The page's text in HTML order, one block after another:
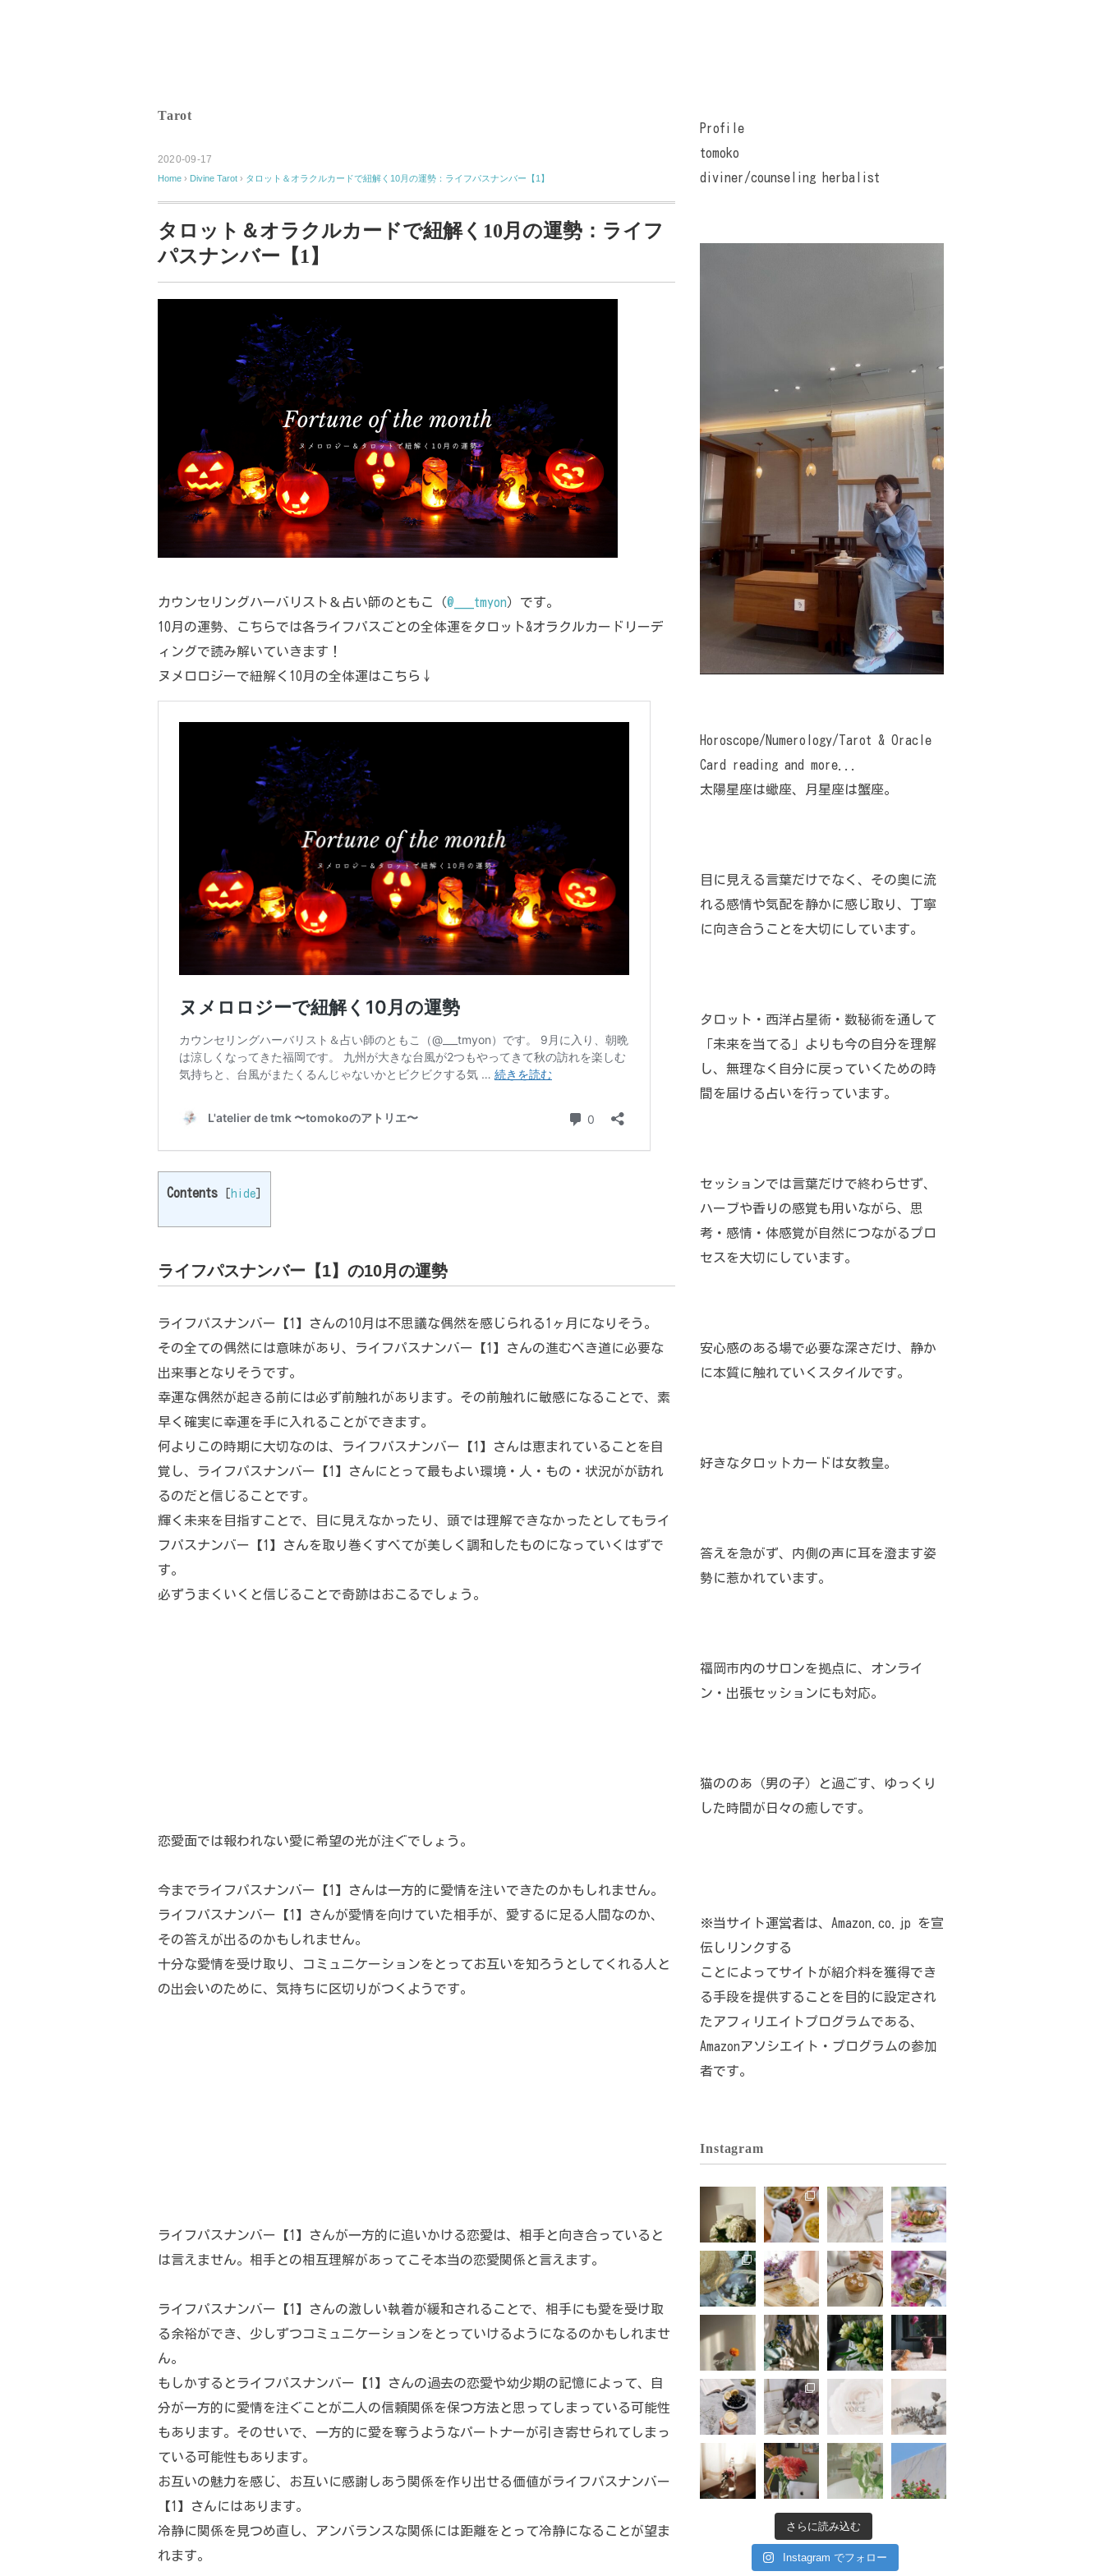
Tarot
2020-09-17
Home › Divine Tarot › タロット＆オラクルカードで紐解く10月の運勢：ライフパスナンバー【1】
タロット＆オラクルカードで紐解く10月の運勢：ライフ
パスナンバー【1】
カウンセリングハーバリスト＆占い師のともこ（@___tmyon）です。
10月の運勢、こちらでは各ライフパスごとの全体運をタロット&オラクルカードリーデ
ィングで読み解いていきます！
ヌメロロジーで紐解く10月の全体運はこちら↓
Contents [ hide]
ライフパスナンバー【1】の10月の運勢
ライフパスナンバー【1】さんの10月は不思議な偶然を感じられる1ヶ月になりそう。
その全ての偶然には意味があり、ライフパスナンバー【1】さんの進むべき道に必要な
出来事となりそうです。
幸運な偶然が起きる前には必ず前触れがあります。その前触れに敏感になることで、素
早く確実に幸運を手に入れることができます。
何よりこの時期に大切なのは、ライフパスナンバー【1】さんは恵まれていることを自
覚し、ライフパスナンバー【1】さんにとって最もよい環境・人・もの・状況がが訪れ
るのだと信じることです。
輝く未来を目指すことで、目に見えなかったり、頭では理解できなかったとしてもライ
フパスナンバー【1】さんを取り巻くすべてが美しく調和したものになっていくはずで
す。
必ずうまくいくと信じることで奇跡はおこるでしょう。
恋愛面では報われない愛に希望の光が注ぐでしょう。
今までライフパスナンバー【1】さんは一方的に愛情を注いできたのかもしれません。
ライフパスナンバー【1】さんが愛情を向けていた相手が、愛するに足る人間なのか、
その答えが出るのかもしれません。
十分な愛情を受け取り、コミュニケーションをとってお互いを知ろうとしてくれる人と
の出会いのために、気持ちに区切りがつくようです。
ライフパスナンバー【1】さんが一方的に追いかける恋愛は、相手と向き合っていると
は言えません。相手との相互理解があってこそ本当の恋愛関係と言えます。
ライフパスナンバー【1】さんの激しい執着が緩和されることで、相手にも愛を受け取
る余裕ができ、少しずつコミュニケーションをとっていけるようになるのかもしれませ
ん。
もしかするとライフパスナンバー【1】さんの過去の恋愛や幼少期の記憶によって、自
分が一方的に愛情を注ぐことが二人の信頼関係を保つ方法と思ってしまっている可能性
もあります。そのせいで、一方的に愛を奪うようなパートナーが引き寄せられてしまっ
ている可能性もあります。
お互いの魅力を感じ、お互いに感謝しあう関係を作り出せる価値がライフパスナンバー
【1】さんにはあります。
冷静に関係を見つめ直し、アンバランスな関係には距離をとって冷静になることが望ま
れます。
Profile
tomoko
diviner/counseling herbalist
Horoscope/Numerology/Tarot & Oracle
Card reading and more...
太陽星座は蠍座、月星座は蟹座。
目に見える言葉だけでなく、その奥に流
れる感情や気配を静かに感じ取り、丁寧
に向き合うことを大切にしています。
タロット・西洋占星術・数秘術を通して
「未来を当てる」よりも今の自分を理解
し、無理なく自分に戻っていくための時
間を届ける占いを行っています。
セッションでは言葉だけで終わらせず、
ハーブや香りの感覚も用いながら、思
考・感情・体感覚が自然につながるプロ
セスを大切にしています。
安心感のある場で必要な深さだけ、静か
に本質に触れていくスタイルです。
好きなタロットカードは女教皇。
答えを急がず、内側の声に耳を澄ます姿
勢に惹かれています。
福岡市内のサロンを拠点に、オンライ
ン・出張セッションにも対応。
猫ののあ（男の子）と過ごす、ゆっくり
した時間が日々の癒しです。
※当サイト運営者は、Amazon.co.jp を宣
伝しリンクする
ことによってサイトが紹介料を獲得でき
る手段を提供することを目的に設定され
たアフィリエイトプログラムである、
Amazonアソシエイト・プログラムの参加
者です。
Instagram
さらに読み込む
Instagram でフォロー